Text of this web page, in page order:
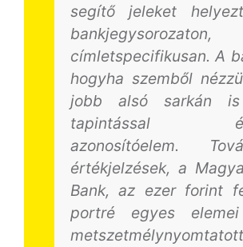
segítő jeleket
bankjegysorozaton,
címletspecifikusan. A
hogyha szemből
jobb alsó sarkán is
tapintással
azonosítóelem.
értékjelzések, a
Bank, az ezer forint
portré egyes